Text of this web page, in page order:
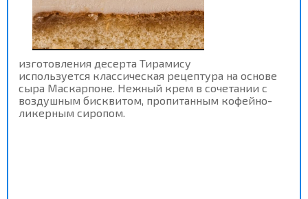
изготовления десерта Тирамису
используется классическая рецептура на основе
сыра Маскарпоне. Нежный крем в сочетании с
воздушным бисквитом, пропитанным кофейно-
ликерным сиропом.